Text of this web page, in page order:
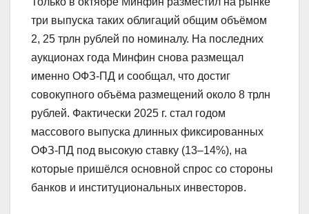
три выпуска таких облигаций общим объёмом
2, 25 трлн рублей по номиналу. На последних
аукционах года Минфин снова размещал
именно ОФЗ‑ПД и сообщал, что достиг
совокупного объёма размещений около 8 трлн
рублей. Фактически 2025 г. стал годом
массового выпуска длинных фиксированных
ОФЗ‑ПД под высокую ставку (13–14%), на
которые пришёлся основной спрос со стороны
банков и институциональных инвесторов.